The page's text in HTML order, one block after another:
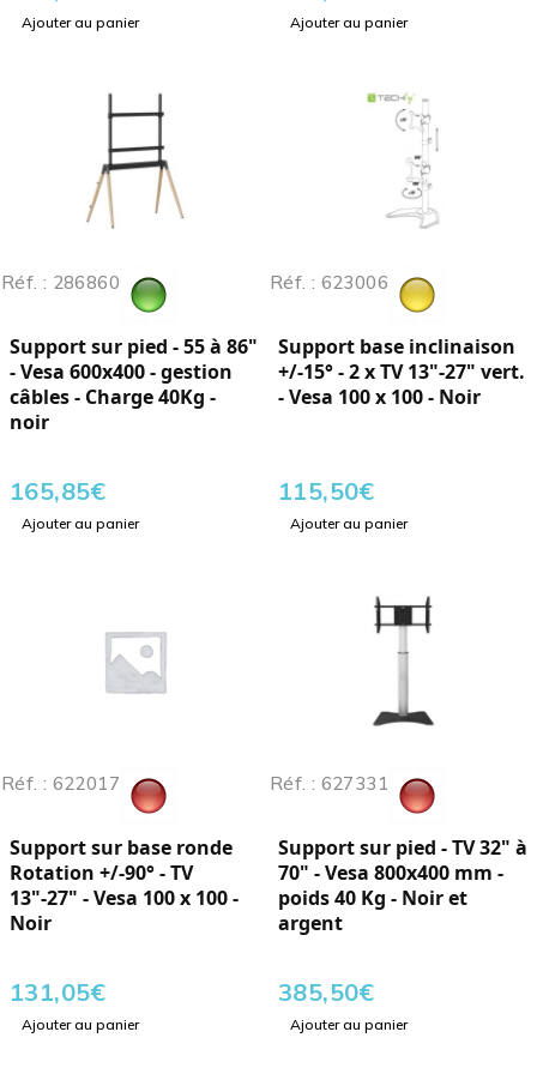
Ajouter au panier Ajouter au panier
Réf. : 286860
Support sur pied - 55 à 86"
- Vesa 600x400 - gestion
câbles - Charge 40Kg -
noir
165,85€
Ajouter au panier
Réf. : 623006
Support base inclinaison
+/-15° - 2 x TV 13"-27" vert.
- Vesa 100 x 100 - Noir
115,50€
Ajouter au panier
Réf. : 622017
Support sur base ronde
Rotation +/-90° - TV
13"-27" - Vesa 100 x 100 -
Noir
131,05€
Ajouter au panier
Réf. : 627331
Support sur pied - TV 32" à
70" - Vesa 800x400 mm -
poids 40 Kg - Noir et
argent
385,50€
Ajouter au panier